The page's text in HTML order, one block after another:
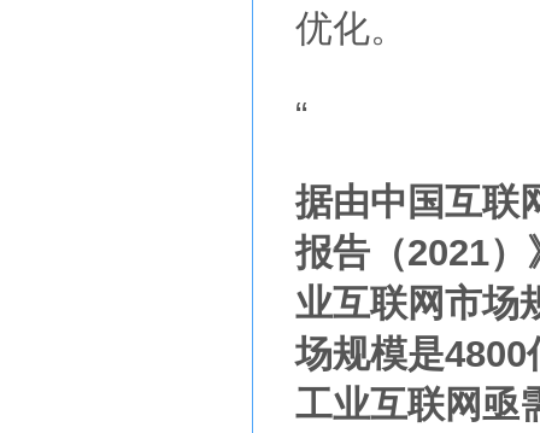
优化。
“
据由中国互联
报告（2021
业互联网市场
场规模是
工业互联网亟